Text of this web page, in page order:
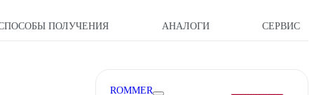
ПОЛУЧЕНИЯ АНАЛОГИ СЕРВИС
ROMMER